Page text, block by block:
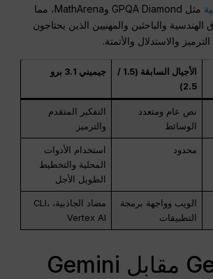
مثل GPQA Diamond وMathArena، مما
والباحثين والمهنيين الذين يحتاجون
والاستدلال والأتمتة.
الأجيال السابقة (1.5 /
2.5)
جيميني 3.1 برو
نص عام ومتعدد
الوسائط
التفكير المتقدم
والترميز
محدود
استخدام الأدوات
المحلية والتخطيط
الطويل الأجل
الويب وواجهة برمجة
التطبيقات
مضاد الجاذبية، CLI،
Vertex AI
Gemini 3.1 مقابل Gemini